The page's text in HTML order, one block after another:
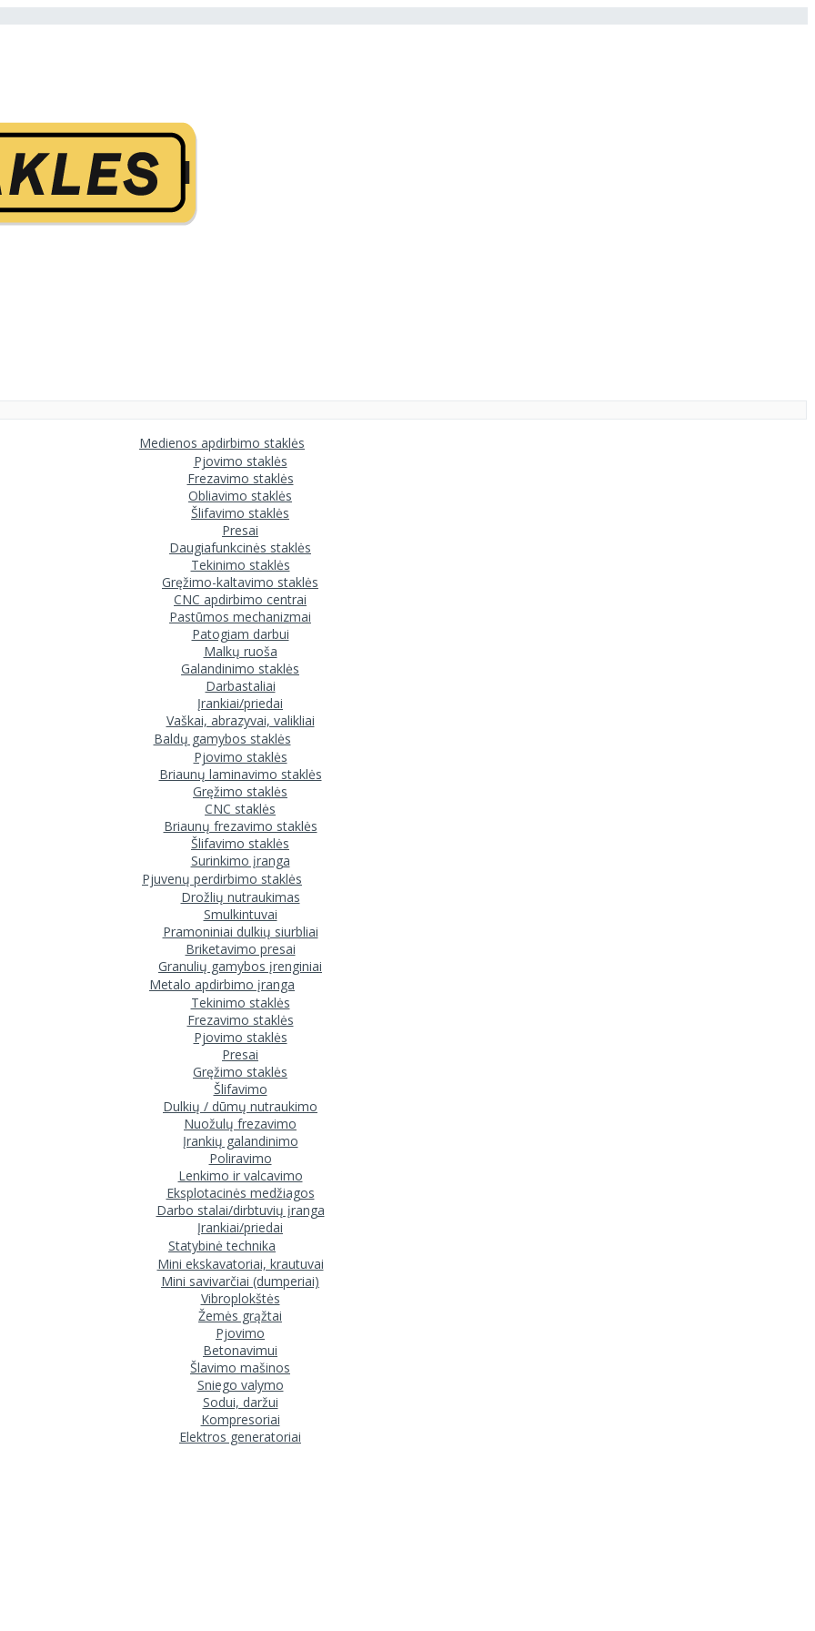
Medienos apdirbimo staklės
Pjovimo staklės
Frezavimo staklės
Obliavimo staklės
Šlifavimo staklės
Presai
Daugiafunkcinės staklės
Tekinimo staklės
Gręžimo-kaltavimo staklės
CNC apdirbimo centrai
Pastūmos mechanizmai
Patogiam darbui
Malkų ruoša
Galandinimo staklės
Darbastaliai
Įrankiai/priedai
Vaškai, abrazyvai, valikliai
Baldų gamybos staklės
Pjovimo staklės
Briaunų laminavimo staklės
Gręžimo staklės
CNC staklės
Briaunų frezavimo staklės
Šlifavimo staklės
Surinkimo įranga
Pjuvenų perdirbimo staklės
Drožlių nutraukimas
Smulkintuvai
Pramoniniai dulkių siurbliai
Briketavimo presai
Granulių gamybos įrenginiai
Metalo apdirbimo įranga
Tekinimo staklės
Frezavimo staklės
Pjovimo staklės
Presai
Gręžimo staklės
Šlifavimo
Dulkių / dūmų nutraukimo
Nuožulų frezavimo
Įrankių galandinimo
Poliravimo
Lenkimo ir valcavimo
Eksplotacinės medžiagos
Darbo stalai/dirbtuvių įranga
Įrankiai/priedai
Statybinė technika
Mini ekskavatoriai, krautuvai
Mini savivarčiai (dumperiai)
Vibroplokštės
Žemės grąžtai
Pjovimo
Betonavimui
Šlavimo mašinos
Sniego valymo
Sodui, daržui
Kompresoriai
Elektros generatoriai